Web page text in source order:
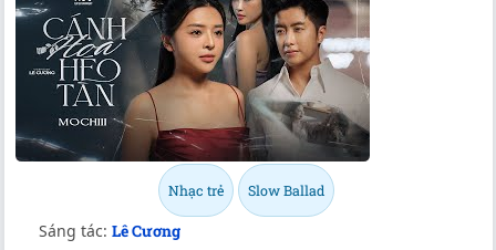
Nhạc trẻ Slow Ballad
Sáng tác: Lê Cương